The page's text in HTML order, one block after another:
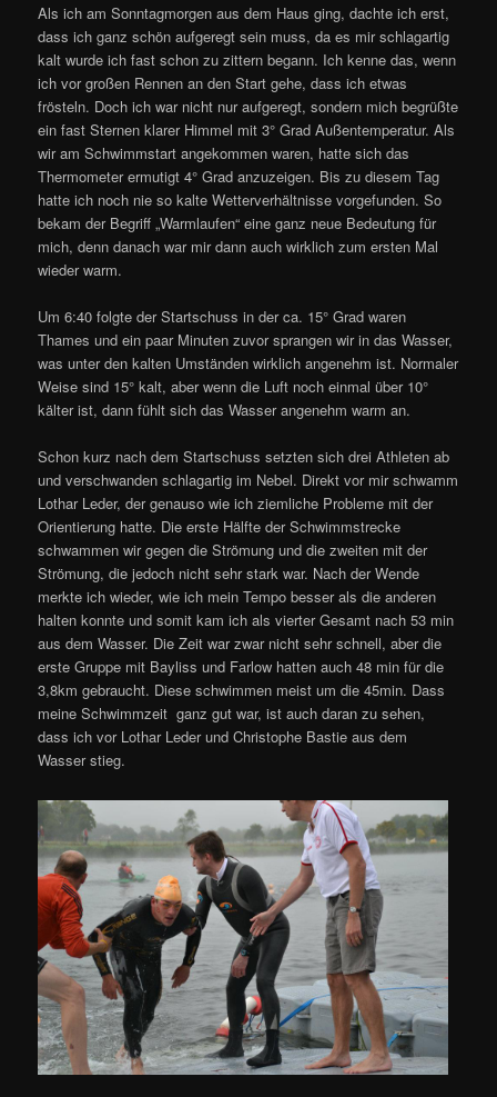
Als ich am Sonntagmorgen aus dem Haus ging, dachte ich erst,
dass ich ganz schön aufgeregt sein muss, da es mir schlagartig
kalt wurde ich fast schon zu zittern begann. Ich kenne das, wenn
ich vor großen Rennen an den Start gehe, dass ich etwas
frösteln. Doch ich war nicht nur aufgeregt, sondern mich begrüßte
ein fast Sternen klarer Himmel mit 3° Grad Außentemperatur. Als
wir am Schwimmstart angekommen waren, hatte sich das
Thermometer ermutigt 4° Grad anzuzeigen. Bis zu diesem Tag
hatte ich noch nie so kalte Wetterverhältnisse vorgefunden. So
bekam der Begriff „Warmlaufen“ eine ganz neue Bedeutung für
mich, denn danach war mir dann auch wirklich zum ersten Mal
wieder warm.
Um 6:40 folgte der Startschuss in der ca. 15° Grad waren
Thames und ein paar Minuten zuvor sprangen wir in das Wasser,
was unter den kalten Umständen wirklich angenehm ist. Normaler
Weise sind 15° kalt, aber wenn die Luft noch einmal über 10°
kälter ist, dann fühlt sich das Wasser angenehm warm an.
Schon kurz nach dem Startschuss setzten sich drei Athleten ab
und verschwanden schlagartig im Nebel. Direkt vor mir schwamm
Lothar Leder, der genauso wie ich ziemliche Probleme mit der
Orientierung hatte. Die erste Hälfte der Schwimmstrecke
schwammen wir gegen die Strömung und die zweiten mit der
Strömung, die jedoch nicht sehr stark war. Nach der Wende
merkte ich wieder, wie ich mein Tempo besser als die anderen
halten konnte und somit kam ich als vierter Gesamt nach 53 min
aus dem Wasser. Die Zeit war zwar nicht sehr schnell, aber die
erste Gruppe mit Bayliss und Farlow hatten auch 48 min für die
3,8km gebraucht. Diese schwimmen meist um die 45min. Dass
meine Schwimmzeit ganz gut war, ist auch daran zu sehen,
dass ich vor Lothar Leder und Christophe Bastie aus dem
Wasser stieg.